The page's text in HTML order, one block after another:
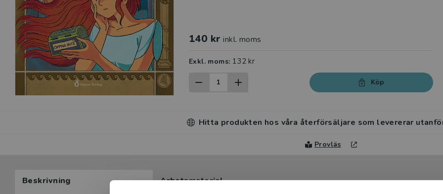
140 kr inkl. moms
Exkl. moms: 132 kr
Köp
Hitta produkten hos våra återförsäljare som levererar
Provläs
Beskrivning Arbetsmaterial